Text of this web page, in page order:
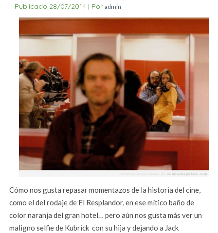
Publicado 28/07/2014 | Por admin
Cómo nos gusta repasar momentazos de la historia del cine,
como el del rodaje de El Resplandor, en ese mítico baño de
color naranja del gran hotel… pero aún nos gusta más ver un
maligno selfie de Kubrick con su hija y dejando a Jack